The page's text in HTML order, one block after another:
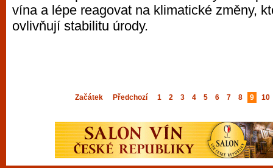
vína a lépe reagovat na klimatické změny,
ovlivňují stabilitu úrody.
Začátek Předchozí 1 2 3 4 5 6 7 8 9 10